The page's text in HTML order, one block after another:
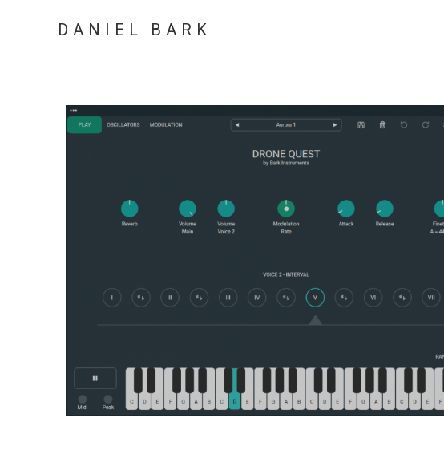
DANIEL BARK